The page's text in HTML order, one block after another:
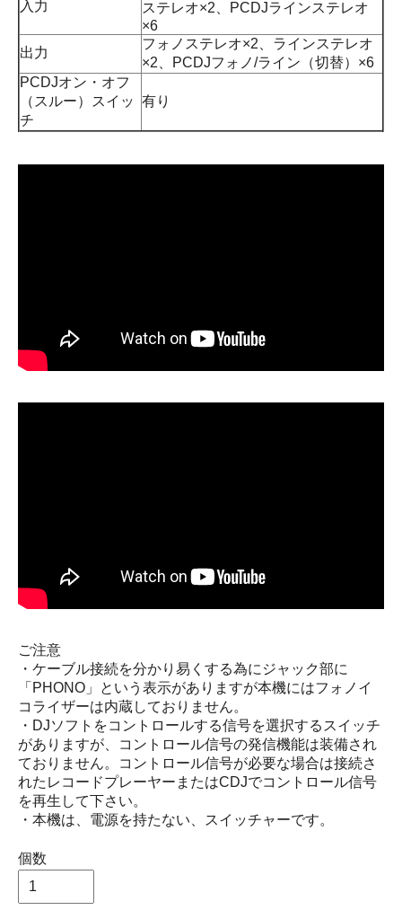
入力
ステレオ×2、PCDJラインステレオ
×6
出力
フォノステレオ×2、ラインステレオ
×2、PCDJフォノ/ライン（切替）×6
PCDJオン・オフ
（スルー）スイッ
チ
有り
ご注意
・ケーブル接続を分かり易くする為にジャック部に
「PHONO」という表示がありますが本機にはフォノイ
コライザーは内蔵しておりません。
・DJソフトをコントロールする信号を選択するスイッチ
がありますが、コントロール信号の発信機能は装備され
ておりません。コントロール信号が必要な場合は接続さ
れたレコードプレーヤーまたはCDJでコントロール信号
を再生して下さい。
・本機は、電源を持たない、スイッチャーです。
個数